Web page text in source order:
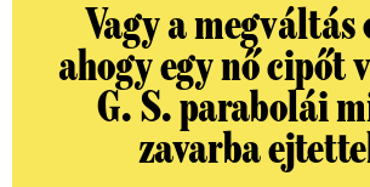
Vagy a megváltás
ahogy egy nő cipőt
G. S. parabolái
zavarba